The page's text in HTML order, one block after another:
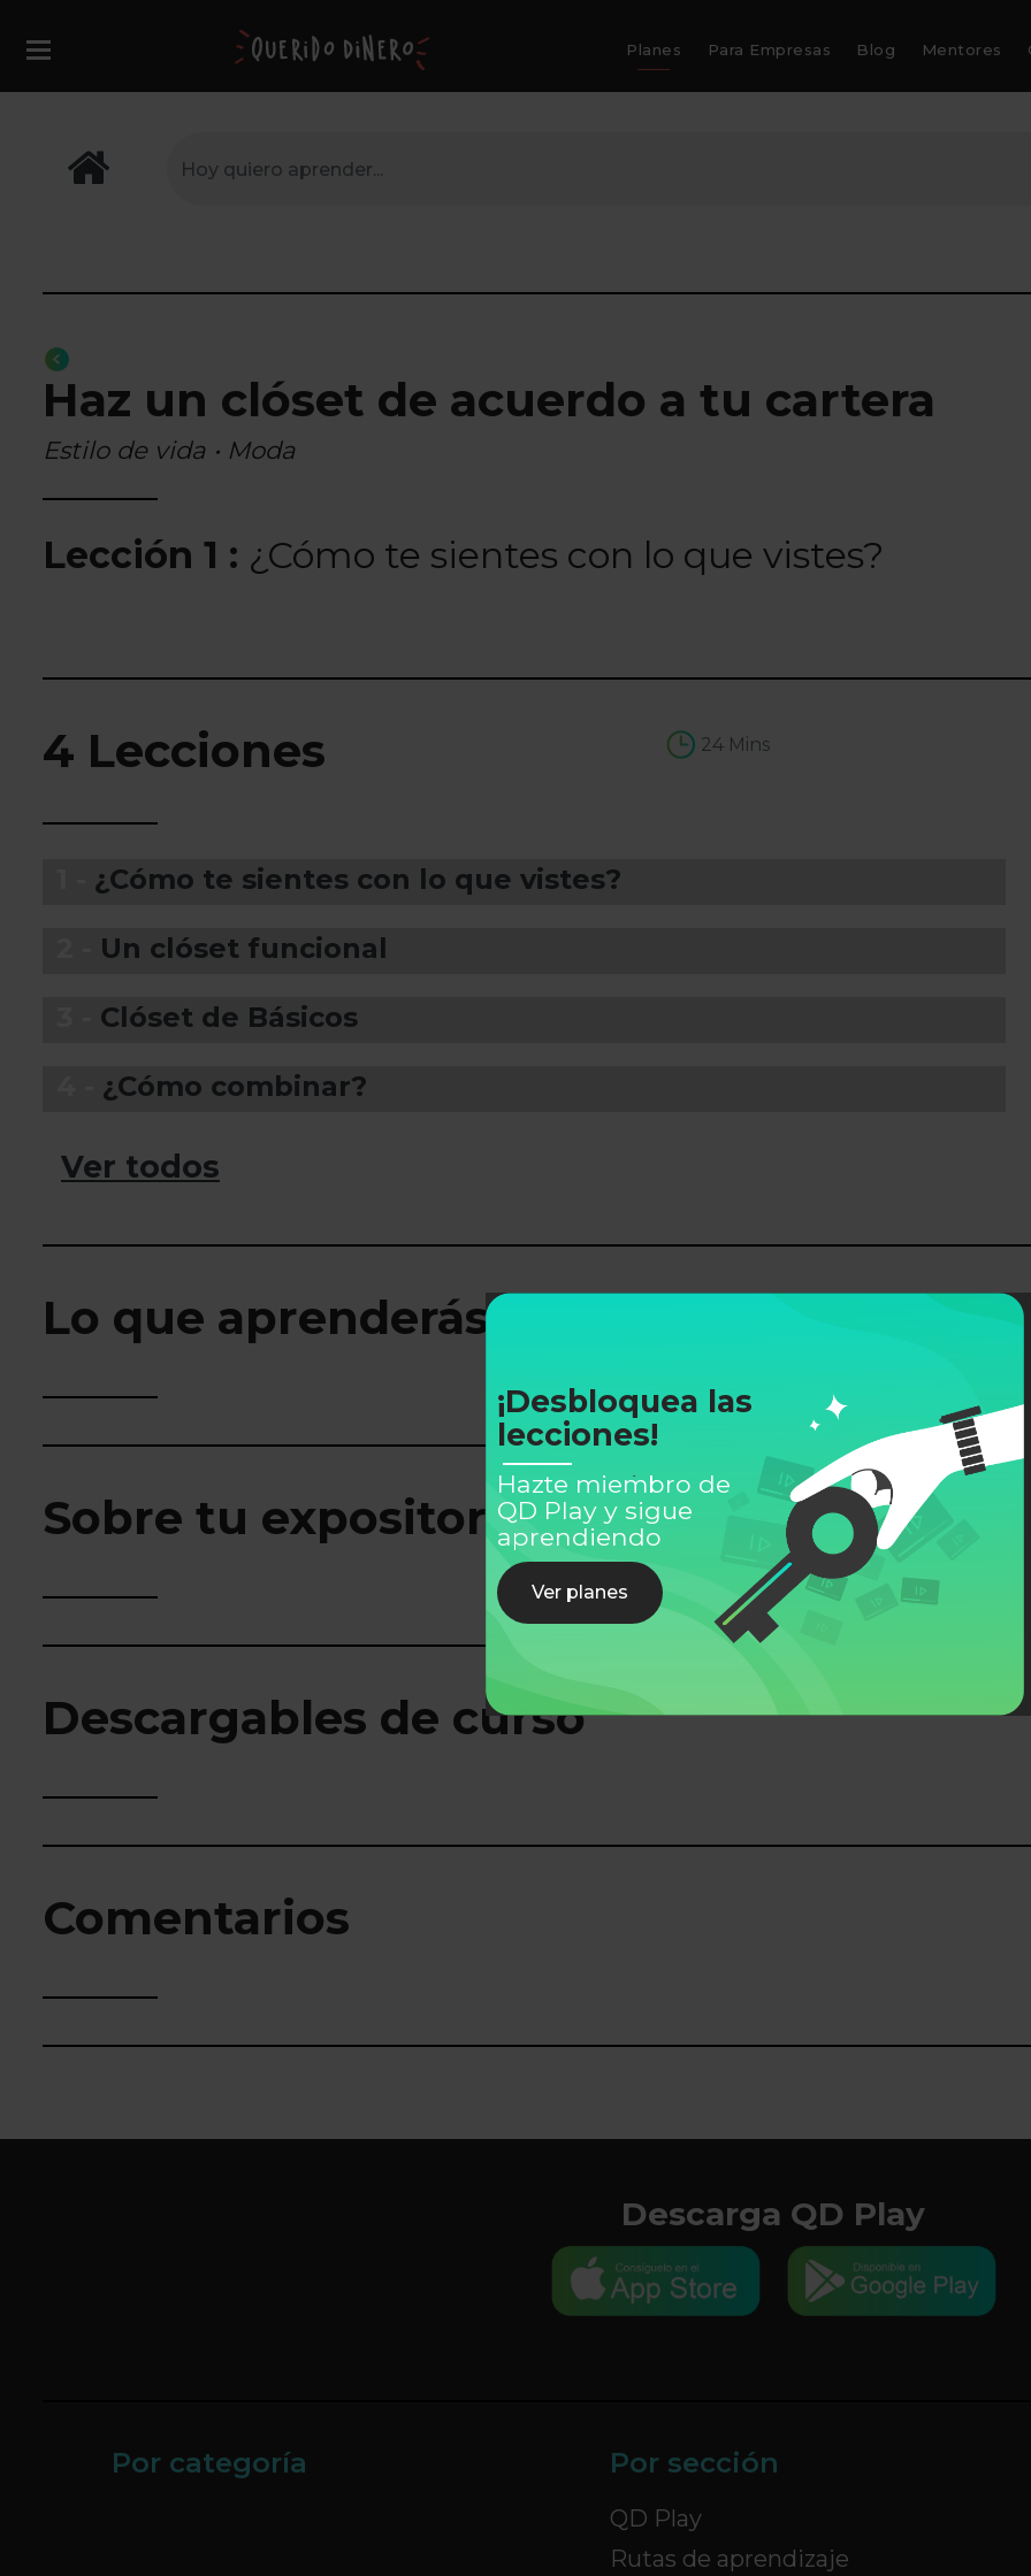
Planes Para Empresas Blog Mentores
¡Desbloquea las
lecciones!
Hazte miembro de
QD Play y sigue
aprendiendo
Ver planes
Haz un clóset de acuerdo a tu cartera
Estilo de vida • Moda
Lección 1 : ¿Cómo te sientes con lo que vistes?
4 Lecciones 24 Mins
¿Cómo te sientes con lo que vistes?
Un clóset funcional
Clóset de Básicos
¿Cómo combinar?
Ver todos
Lo que aprenderás
Sobre tu expositor
Descargables de curso
Comentarios
Descarga QD Play
Por categoría Por sección
QD Play
Rutas de aprendizaje